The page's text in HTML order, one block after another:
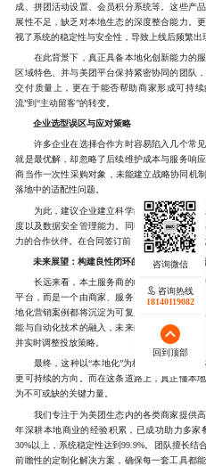
成、拼团活动设置、会员积分系统等。这些产
展性不足，缺乏对本地生态的深度整合能力。
视了系统的稳定性与安全性，导致上线后频繁
在此背景下，真正具备本地化创新能力的服
区域特色、并与美团平台保持紧密协同的团队
交付质量上，更在于能否帮助商家形成可持
流”到“主动留客”的转变。
企业选型误区与应对策略
许多企业在选择合作方时容易陷入几个常见
就是最优解，却忽略了后续维护成本与服务响
商当作一次性采购对象，未能建立战略协同机
落地中的适配性问题。
为此，建议企业建立科学的服务商评估体系
度以及数据安全管理能力。同时，应优先选择
力的合作伙伴。在合同签订前，明确双方的责
未来展望：构建良性闭环的本地商业创新生
长远来看，本土服务商的崛起将重塑美团营
平台，而是一个由商家、服务商、平台三方共
地化营销案例都将沉淀为可复用的经验资产，
能与自动化技术的融入，未来的营销工具将更
并实时调整投放策略。
最终，这种以“本地化”为核心驱动力的创新
更可持续的方向。而在这条道路上，真正懂本
为不可或缺的关键力量。
我们专注于为美团生态内的各类商家提供高
年深耕本地商业的经验积累，已成功助力多
30%以上，系统稳定性达到99.9%。团队擅长
前瞻性的定制化解决方案，确保每一套工具都
咨询热线
18140119082
回到顶部